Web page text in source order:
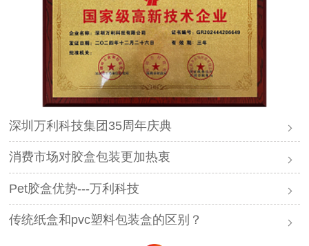
深圳万利科技集团35周年庆典
消费市场对胶盒包装更加热衷
Pet胶盒优势---万利科技
传统纸盒和pvc塑料包装盒的区别？